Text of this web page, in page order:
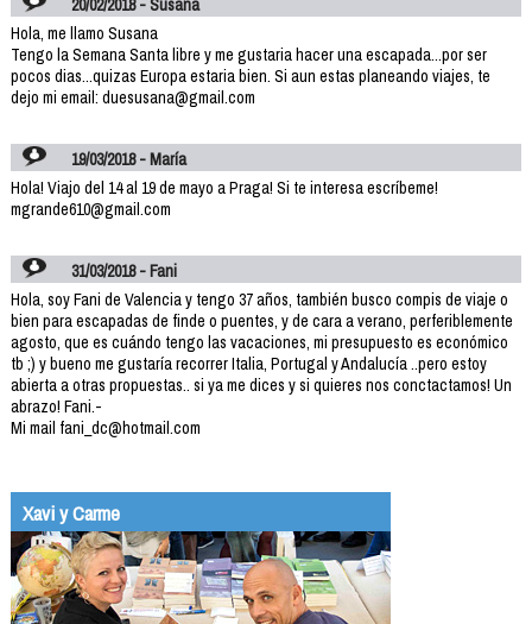
20/02/2018 - Susana
Hola, me llamo Susana
Tengo la Semana Santa libre y me gustaria hacer una escapada...por ser
pocos dias...quizas Europa estaria bien. Si aun estas planeando viajes, te
dejo mi email: duesusana@gmail.com
19/03/2018 - María
Hola! Viajo del 14 al 19 de mayo a Praga! Si te interesa escríbeme!
mgrande610@gmail.com
31/03/2018 - Fani
Hola, soy Fani de Valencia y tengo 37 años, también busco compis de viaje o
bien para escapadas de finde o puentes, y de cara a verano, perferiblemente
agosto, que es cuándo tengo las vacaciones, mi presupuesto es económico
tb ;) y bueno me gustaría recorrer Italia, Portugal y Andalucía ..pero estoy
abierta a otras propuestas.. si ya me dices y si quieres nos conctactamos! Un
abrazo! Fani.-
Mi mail fani_dc@hotmail.com
Xavi y Carme